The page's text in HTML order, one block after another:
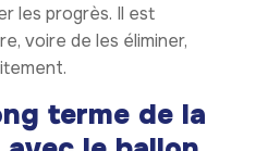
les progrès. Il est
voire de les éliminer,
terme de la